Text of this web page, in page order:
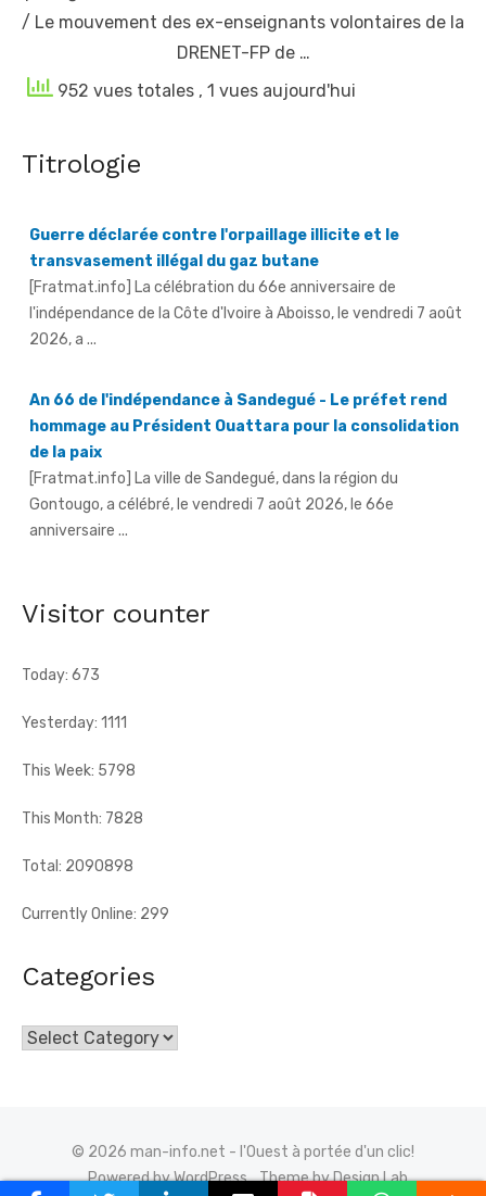
/ Le mouvement des ex-enseignants volontaires de la
DRENET-FP de …
952 vues totales , 1 vues aujourd'hui
Titrologie
Guerre déclarée contre l'orpaillage illicite et le
transvasement illégal du gaz butane
l'indépendance de la Côte d'Ivoire à Aboisso, le vendredi 7 août
2026, a ...
An 66 de l'indépendance à Sandegué - Le préfet rend
hommage au Président Ouattara pour la consolidation
[Fratmat.info] La ville de Sandegué, dans la région du
Gontougo, a célébré, le vendredi 7 août 2026, le 66e
anniversaire ...
66e anniversaire de l'indépendance à Tougbo - Le
sous-préfet appelle à l'union face à la menace
terroriste
préfet de Tougbo, dans ...
Visitor counter
Today: 673
Yesterday: 1111
This Week: 5798
This Month: 7828
Total: 2090898
Currently Online: 299
Categories
Categories
© 2026 man-info.net - l'Ouest à portée d'un clic!
Powered by WordPress
Theme by Design Lab